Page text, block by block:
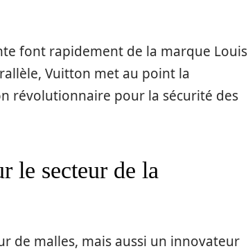
font rapidement de la marque Louis
Vuitton met au point la
révolutionnaire pour la sécurité des
le secteur de la
de malles, mais aussi un innovateur